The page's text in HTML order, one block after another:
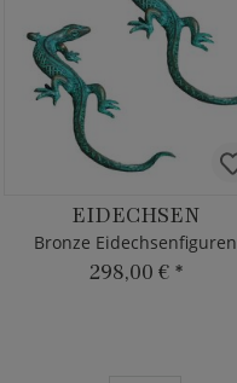
EIDECHSEN
Bronze Eidechsenfiguren
298,00 € *